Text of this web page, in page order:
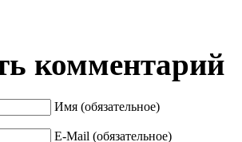
комментарий
Имя (обязательное)
E-Mail (обязательное)